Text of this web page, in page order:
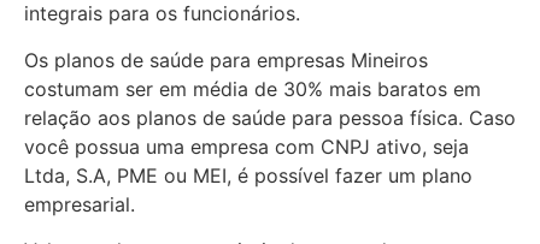
integrais para os funcionários.
Os planos de saúde para empresas Mineiros
costumam ser em média de 30% mais baratos em
relação aos planos de saúde para pessoa física. Caso
você possua uma empresa com CNPJ ativo, seja
Ltda, S.A, PME ou MEI, é possível fazer um plano
empresarial.